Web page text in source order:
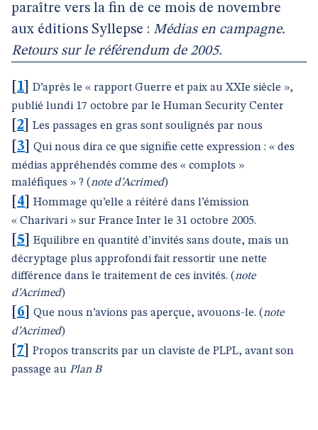
paraître vers la fin de ce mois de novembre
aux éditions Syllepse : Médias en campagne.
Retours sur le référendum de 2005.
1
D’après le « rapport Guerre et paix au XXIe siècle »,
publié lundi 17 octobre par le Human Security Center
2 Les passages en gras sont soulignés par nous
3
Qui nous dira ce que signifie cette expression : « des
médias appréhendés comme des « complots »
maléfiques » ? (note d’Acrimed)
4
Hommage qu’elle a réitéré dans l’émission
« Charivari » sur France Inter le 31 octobre 2005.
5
Equilibre en quantité d’invités sans doute, mais un
décryptage plus approfondi fait ressortir une nette
différence dans le traitement de ces invités. (note
d’Acrimed)
6 Que nous n’avions pas aperçue, avouons-le. (note
d’Acrimed)
7
Propos transcrits par un claviste de PLPL, avant son
passage au Plan B